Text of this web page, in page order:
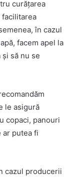
curățarea
în cazul
facem apel la
să nu se
le asigură
copaci, panouri
ar putea fi
cazul producerii